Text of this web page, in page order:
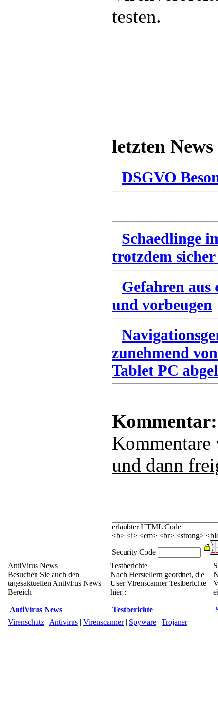
testen.
letzten News
DSGVO
Schaedlinge
trotzdem
Gefahren
und vorbeugen
zunehmend
Tablet PC
Kommentar:
und dann
erlaubter HTML Code:
<b> <i> <em> <br> <strong>
Security Code
AntiVirus News
Besuchen Sie auch den
tagesaktuellen Antivirus News
Bereich
AntiVirus News
Testberichte
Nach Herstellern geordnet, die
User Virenscanner Testberichte
hier :
Testberichte
Virenschutz | Antivirus | Virenscanner| Spyware | Trojaner